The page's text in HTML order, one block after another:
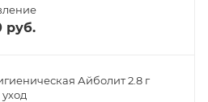
руб.
Айболит 2.8 г